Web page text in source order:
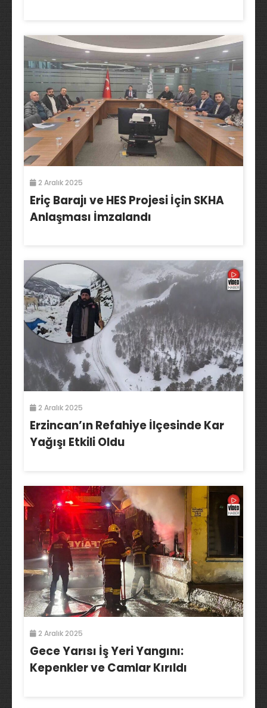
2 Aralık 2025
Eriç Barajı ve HES Projesi İçin SKHA
Anlaşması İmzalandı
2 Aralık 2025
Erzincan’ın Refahiye İlçesinde Kar
Yağışı Etkili Oldu
2 Aralık 2025
Gece Yarısı İş Yeri Yangını:
Kepenkler ve Camlar Kırıldı